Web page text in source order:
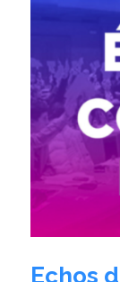
Echos